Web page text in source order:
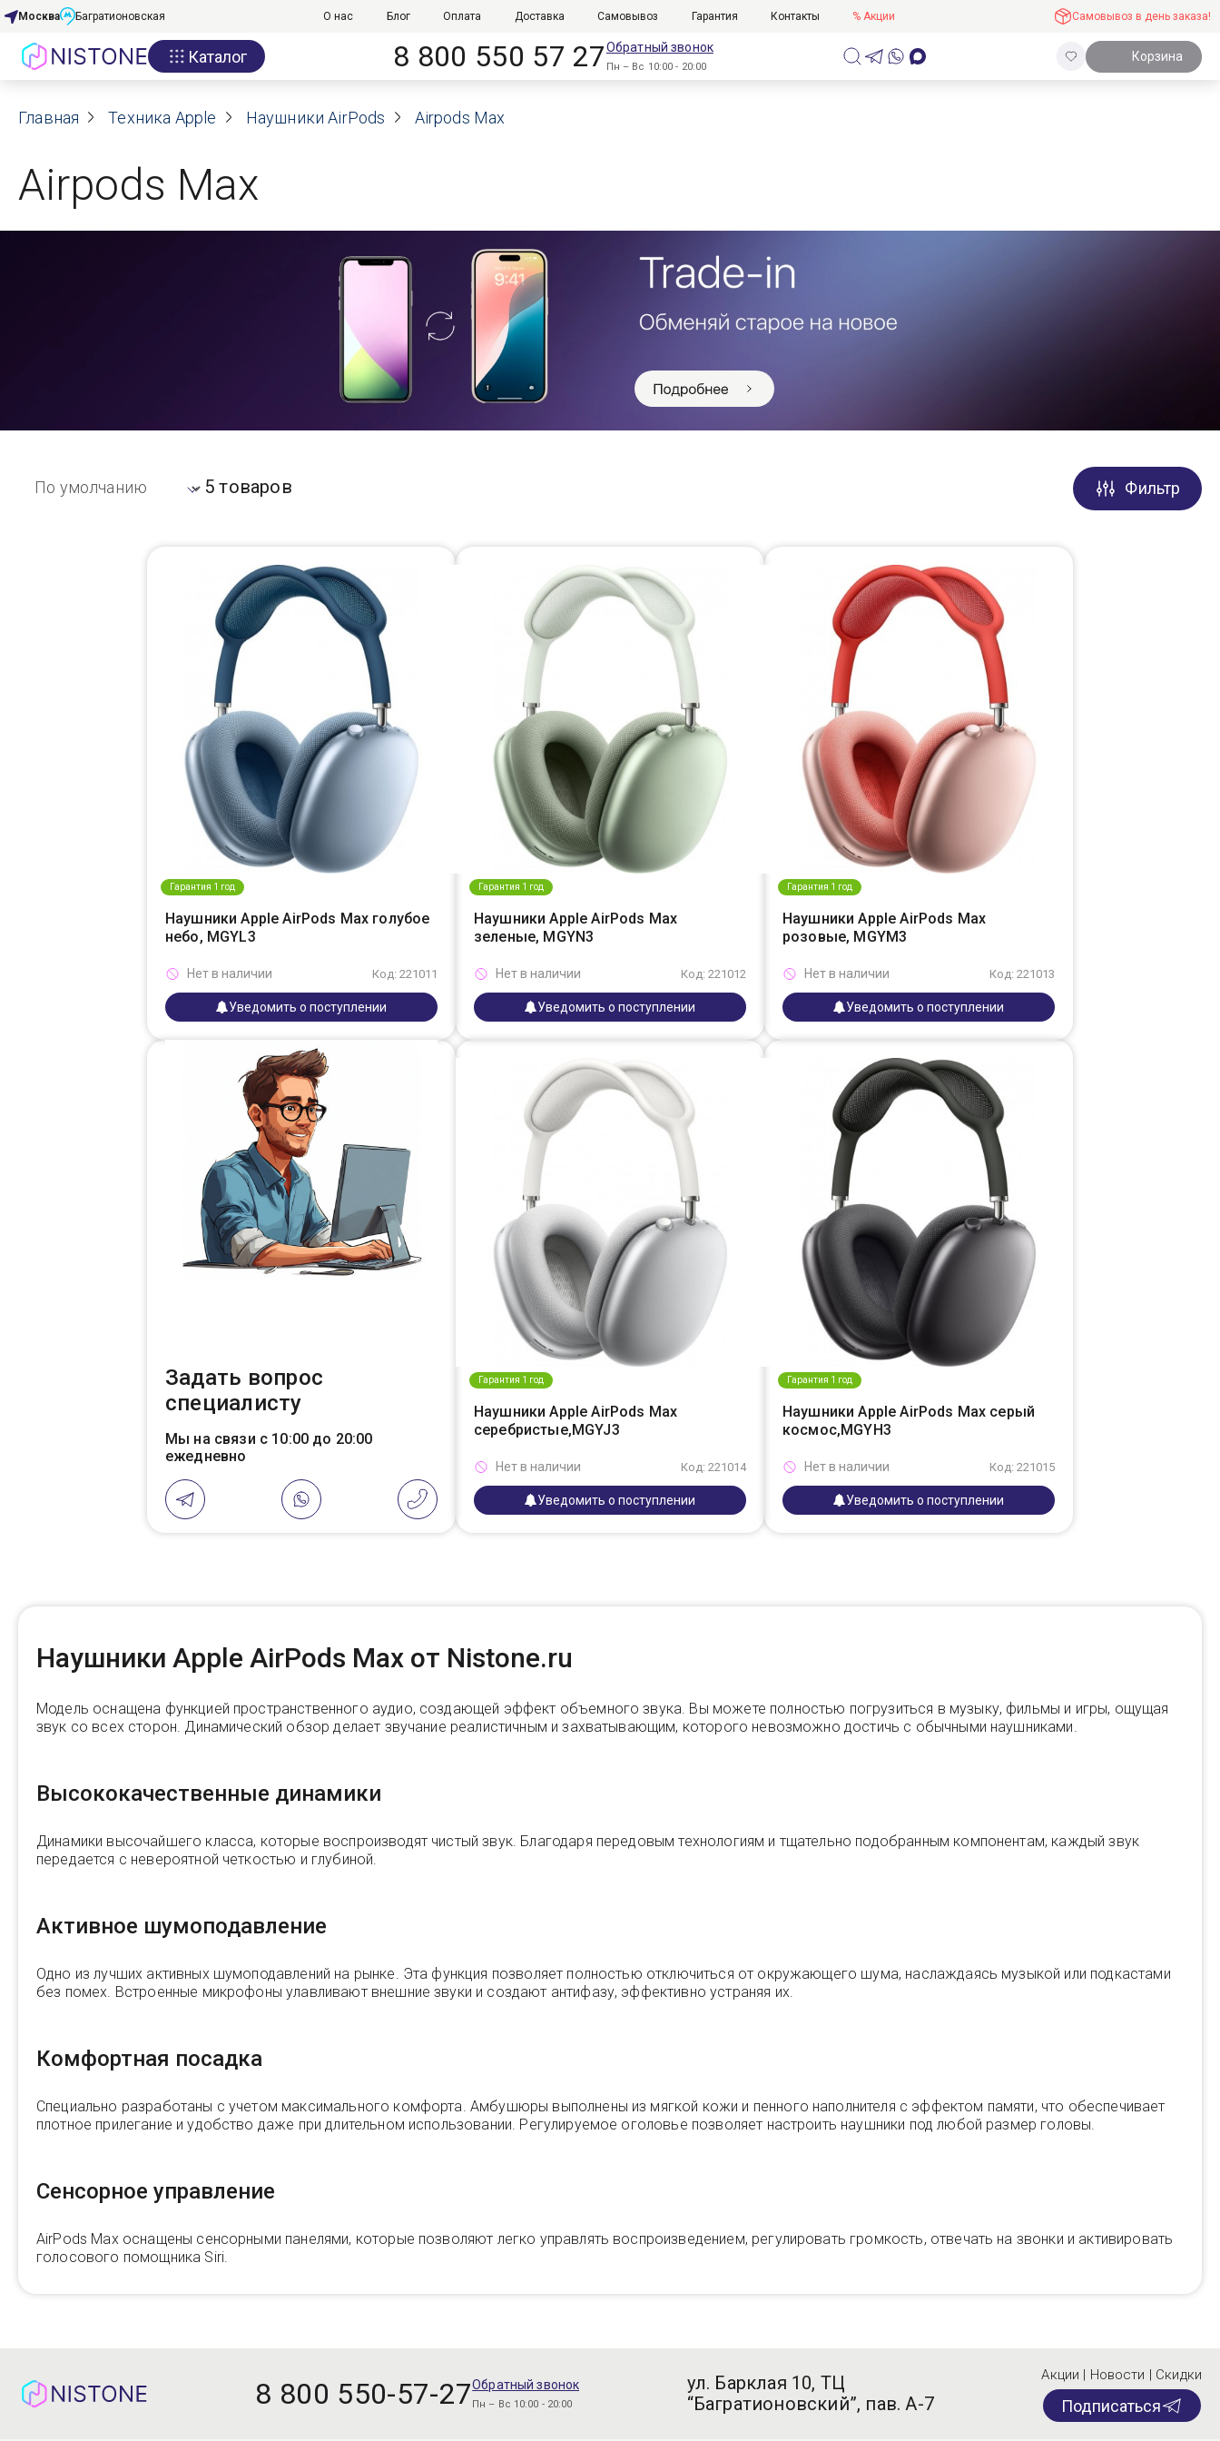
Акции
О нас
Договор оферты
Москва Багратионовская О нас Блог Оплата Доставка Самовывоз Гарантия Контакты % Акции Самовывоз в день заказа!
Каталог 8 800 550 57 27Обратный звонок
Пн – Вс 10:00 - 20:00
Корзина
Главная Техника Apple Наушники AirPods Airpods Max
Airpods Max
5 товаров Фильтр
Гарантия 1 год
Наушники Apple AirPods Max голубое
небо, MGYL3
Код: 221011
Нет в наличии
Уведомить о поступлении
Гарантия 1 год
Наушники Apple AirPods Max
зеленые, MGYN3
Код: 221012
Нет в наличии
Уведомить о поступлении
Гарантия 1 год
Наушники Apple AirPods Max
розовые, MGYM3
Код: 221013
Нет в наличии
Уведомить о поступлении
Задать вопрос
специалисту
Мы на связи с 10:00 до 20:00
ежедневно
Гарантия 1 год
Наушники Apple AirPods Max
серебристые,MGYJ3
Код: 221014
Нет в наличии
Уведомить о поступлении
Гарантия 1 год
Наушники Apple AirPods Max серый
космос,MGYH3
Код: 221015
Нет в наличии
Уведомить о поступлении
Наушники Apple AirPods Max от Nistone.ru
Модель оснащена функцией пространственного аудио, создающей эффект объемного звука. Вы можете полностью погрузиться в музыку, фильмы и игры, ощущая
звук со всех сторон. Динамический обзор делает звучание реалистичным и захватывающим, которого невозможно достичь с обычными наушниками.
Высококачественные динамики
Динамики высочайшего класса, которые воспроизводят чистый звук. Благодаря передовым технологиям и тщательно подобранным компонентам, каждый звук
передается с невероятной четкостью и глубиной.
Активное шумоподавление
Одно из лучших активных шумоподавлений на рынке. Эта функция позволяет полностью отключиться от окружающего шума, наслаждаясь музыкой или подкастами
без помех. Встроенные микрофоны улавливают внешние звуки и создают антифазу, эффективно устраняя их.
Комфортная посадка
Специально разработаны с учетом максимального комфорта. Амбушюры выполнены из мягкой кожи и пенного наполнителя с эффектом памяти, что обеспечивает
плотное прилегание и удобство даже при длительном использовании. Регулируемое оголовье позволяет настроить наушники под любой размер головы.
Сенсорное управление
AirPods Max оснащены сенсорными панелями, которые позволяют легко управлять воспроизведением, регулировать громкость, отвечать на звонки и активировать
голосового помощника Siri.
8 800 550-57-27Обратный звонок
Пн – Вс 10:00 - 20:00
ул. Барклая 10, ТЦ
“Багратионовский”, пав. А-7
Акции | Новости | Скидки
Подписаться